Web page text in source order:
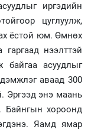
иргэдийн
цуглуулж,
ёстой юм. Өмнөх
гаргаад нээлттэй
асуудлыг
аваад 300
Эргээд энэ маань
Байнгын хороонд
Яамд ямар